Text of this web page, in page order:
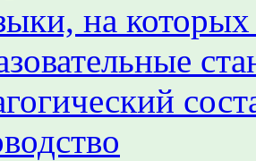
на которых